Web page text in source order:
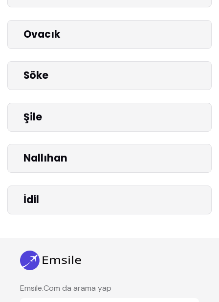
Ovacık
Söke
Şile
Nallıhan
İdil
Emsile.Com da arama yap